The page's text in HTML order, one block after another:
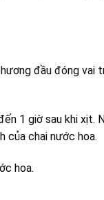
đầu đóng vai
1 giờ sau khi xịt.
của chai nước hoa.
hoa.